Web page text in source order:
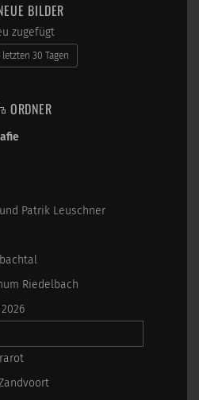
BILDER
zugefügt
letzten 30 Tagen
ORDNER
Patrik Leuschner
Riedelbach